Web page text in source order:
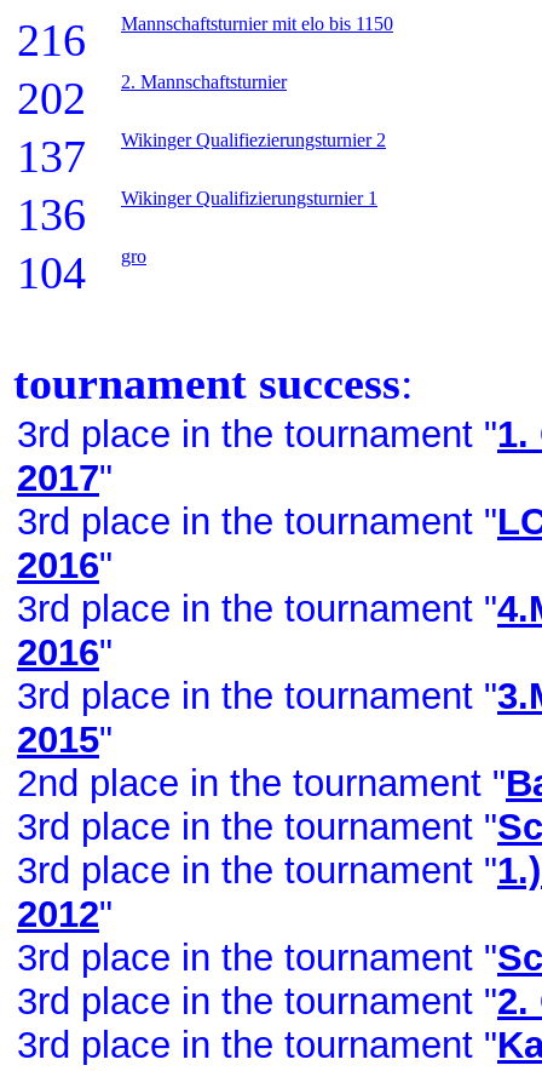
216
Mannschaftsturnier mit elo bis 1150
202 2. Mannschaftsturnier
137 Wikinger Qualifiezierungsturnier 2
136 Wikinger Qualifizierungsturnier 1
104 gro
tournament success:
3rd place in the tournament "1.
2017"
3rd place in the tournament "
2016"
3rd place in the tournament "
2016"
3rd place in the tournament "
2015"
2nd place in the tournament "
3rd place in the tournament "
3rd place in the tournament "
2012"
3rd place in the tournament "
3rd place in the tournament "2.
3rd place in the tournament "